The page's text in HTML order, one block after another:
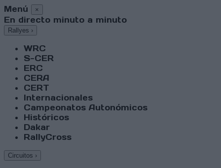
Menú ×
En directo minuto a minuto
Rallyes ›
WRC
S-CER
ERC
CERA
CERT
Internacionales
Campeonatos Autonómicos
Históricos
Dakar
RallyCross
Circuitos ›